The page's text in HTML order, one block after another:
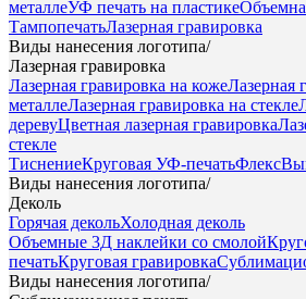
металлеУФ печать на пластике
ТампопечатьЛазерная гравировка
Виды нанесения логотипа/
Лазерная гравировка
Лазерная гравировка на кожеЛазерная
металлеЛазерная гравировка на стекле
деревуЦветная лазерная гравировка
стекле
ТиснениеКруговая УФ-печатьФлекс
Виды нанесения логотипа/
Деколь
Горячая декольХолодная деколь
Объемные 3Д наклейки со смолой
печатьКруговая гравировка
Виды нанесения логотипа/